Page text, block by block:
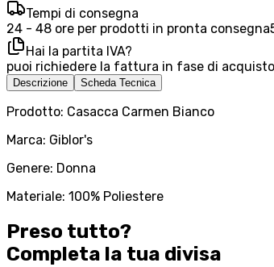
Tempi di consegna
24 - 48 ore per prodotti in pronta consegna
Hai la partita IVA?
puoi richiedere la fattura in fase di acquisto
Descrizione Scheda Tecnica
Prodotto: Casacca Carmen Bianco
Marca: Giblor's
Genere: Donna
Materiale: 100% Poliestere
Preso tutto?
Completa la tua divisa